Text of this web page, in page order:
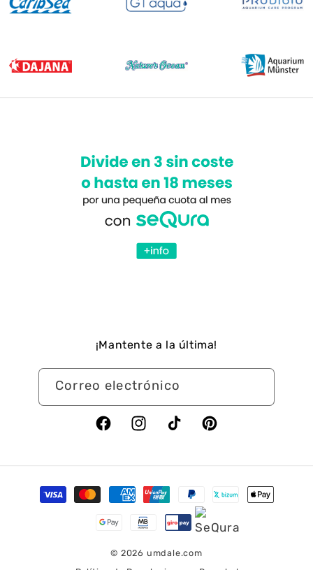
¡Mantente a la última!
Correo electrónico
FacebookInstagramTikTok Pinterest
Formas
de
© 2026 umdale.com